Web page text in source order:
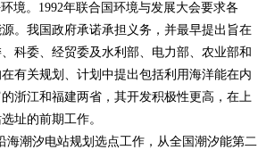
境。1992年联合国环境与发展大会要求各
。我国政府承诺承担义务，并最早提出旨在
科委、经贸委及水利部、电力部、农业部和
有关规划、计划中提出包括利用海洋能在内
浙江和福建两省，其开发积极性更高，在上
址的前期工作。
潮汐电站规划选点工作，从全国潮汐能第二